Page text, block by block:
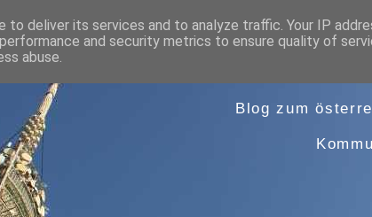
Blog zum
to deliver its services and to analyze traffic. Your IP
and security metrics to ensure quality of
abuse.